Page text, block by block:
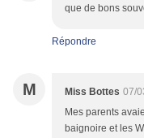
que de bons
Répondre
M Miss Bottes 07/
Mes parents
baignoire et les